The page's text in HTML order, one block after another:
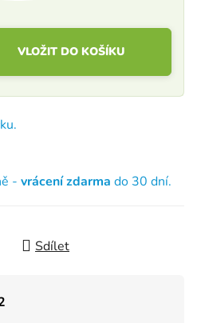
VLOŽIT DO KOŠÍKU
- vrácení zdarma do 30 dní.
Sdílet